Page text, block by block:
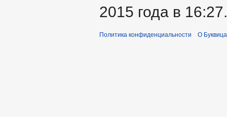
2015 года в 16:27.
Политика конфиденциальности О Буквица